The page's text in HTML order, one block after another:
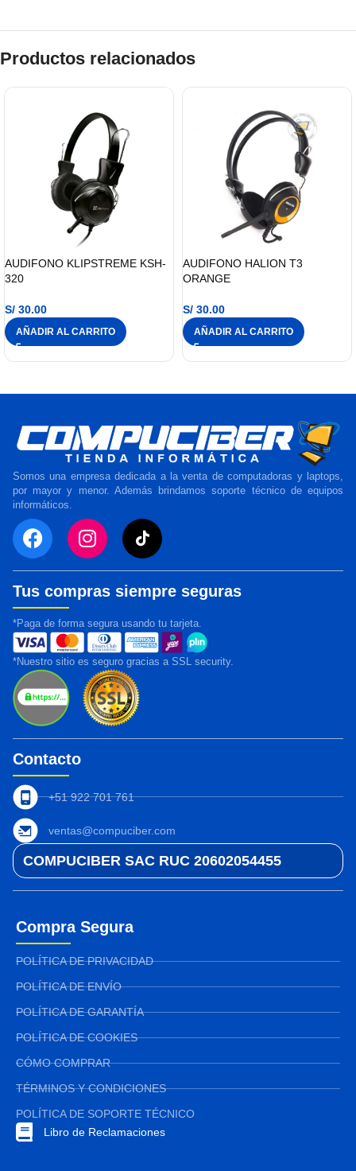
Productos relacionados
AUDIFONO KLIPSTREME KSH-
320
S/ 30.00
AÑADIR AL CARRITO
AUDIFONO HALION T3
ORANGE
S/ 30.00
AÑADIR AL CARRITO
Somos una empresa dedicada a la venta de computadoras y laptops,
por mayor y menor. Además brindamos soporte técnico de equipos
informáticos.
Tus compras siempre seguras
*Paga de forma segura usando tu tarjeta.
*Nuestro sitio es seguro gracias a SSL security.
Contacto
+51 922 701 761
ventas@compuciber.com
COMPUCIBER SAC RUC 20602054455
Compra Segura
POLÍTICA DE PRIVACIDAD
POLÍTICA DE ENVÍO
POLÍTICA DE GARANTÍA
POLÍTICA DE COOKIES
CÓMO COMPRAR
TÉRMINOS Y CONDICIONES
POLÍTICA DE SOPORTE TÉCNICO
Libro de Reclamaciones